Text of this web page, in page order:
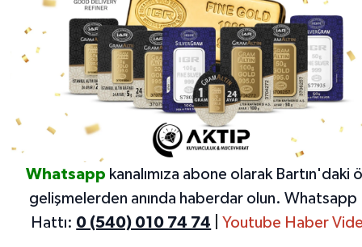
Whatsapp kanalımıza abone olarak Bartın'daki
gelişmelerden anında haberdar olun. Whatsapp
Hattı: 0 (540) 010 74 74 Youtube Haber